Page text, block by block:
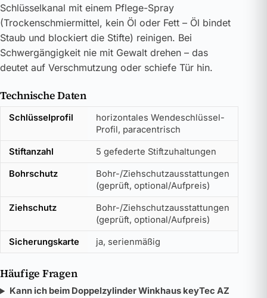
Schlüsselkanal mit einem Pflege-Spray
(Trockenschmiermittel, kein Öl oder Fett – Öl bindet
Staub und blockiert die Stifte) reinigen. Bei
Schwergängigkeit nie mit Gewalt drehen – das
deutet auf Verschmutzung oder schiefe Tür hin.
Technische Daten
Schlüsselprofil
horizontales Wendeschlüssel-
Profil, paracentrisch
Stiftanzahl 5 gefederte Stiftzuhaltungen
Bohrschutz
Bohr-/Ziehschutzausstattungen
(geprüft, optional/Aufpreis)
Ziehschutz
Bohr-/Ziehschutzausstattungen
(geprüft, optional/Aufpreis)
Sicherungskarte ja, serienmäßig
Häufige Fragen
Kann ich beim Doppelzylinder Winkhaus keyTec AZ